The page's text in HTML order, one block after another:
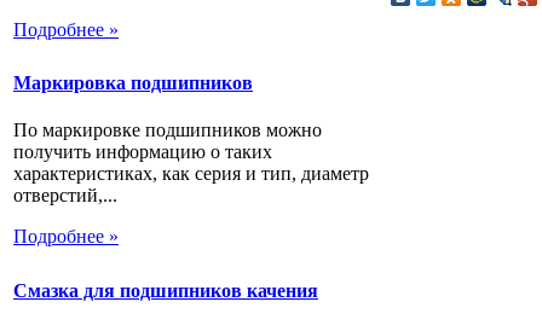
Подробнее »
Маркировка подшипников
По маркировке подшипников можно
получить информацию о таких
характеристиках, как серия и тип, диаметр
отверстий,...
Подробнее »
Смазка для подшипников качения